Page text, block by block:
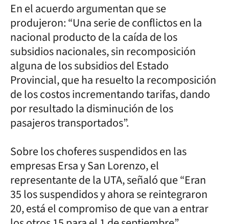
En el acuerdo argumentan que se
produjeron: “Una serie de conflictos en la
nacional producto de la caída de los
subsidios nacionales, sin recomposición
alguna de los subsidios del Estado
Provincial, que ha resuelto la recomposición
de los costos incrementando tarifas, dando
por resultado la disminución de los
pasajeros transportados”.
Sobre los choferes suspendidos en las
empresas Ersa y San Lorenzo, el
representante de la UTA, señaló que “Eran
35 los suspendidos y ahora se reintegraron
20, está el compromiso de que van a entrar